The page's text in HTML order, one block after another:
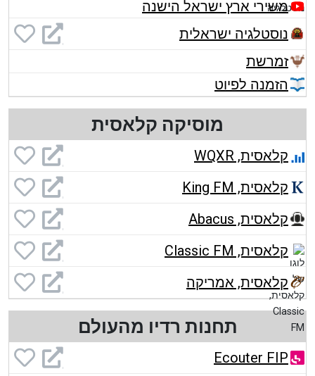
משירי ארץ ישראל הישנה
נוסטלגיה ישראלית
זמרשת
הזמנה לפיוט
מוסיקה קלאסית
קלאסית, WQXR
קלאסית, King FM
קלאסית, Abacus
קלאסית, Classic FM
קלאסית, אמריקה
תחנות רדיו מהעולם
Ecouter FIP